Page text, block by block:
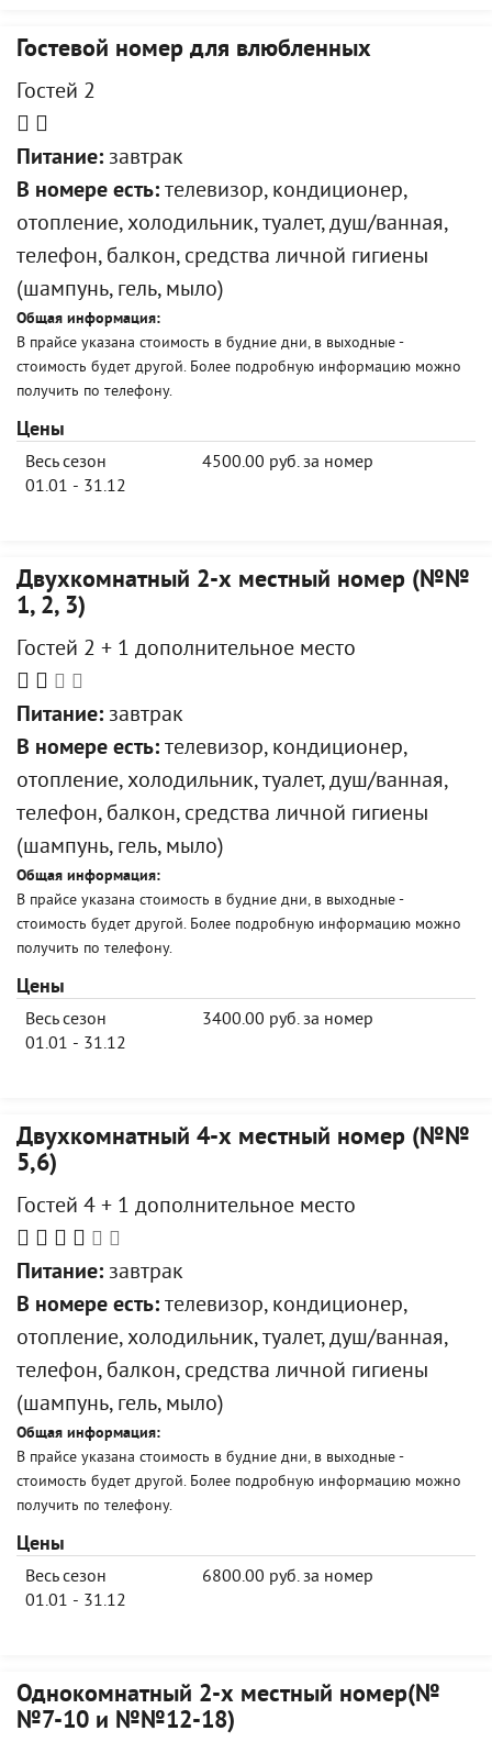
Гостевой номер для влюбленных
Гостей 2
Питание: завтрак
В номере есть: телевизор, кондиционер,
отопление, холодильник, туалет, душ/ванная,
телефон, балкон, средства личной гигиены
(шампунь, гель, мыло)
Общая информация:
В прайсе указана стоимость в будние дни, в выходные -
стоимость будет другой. Более подробную информацию можно
получить по телефону.
Цены
Весь сезон
01.01 - 31.12
4500.00 руб. за номер
Двухкомнатный 2-х местный номер (№№
1, 2, 3)
Гостей 2 + 1 дополнительное место
Питание: завтрак
В номере есть: телевизор, кондиционер,
отопление, холодильник, туалет, душ/ванная,
телефон, балкон, средства личной гигиены
(шампунь, гель, мыло)
Общая информация:
В прайсе указана стоимость в будние дни, в выходные -
стоимость будет другой. Более подробную информацию можно
получить по телефону.
Цены
Весь сезон
01.01 - 31.12
3400.00 руб. за номер
Двухкомнатный 4-х местный номер (№№
5,6)
Гостей 4 + 1 дополнительное место
Питание: завтрак
В номере есть: телевизор, кондиционер,
отопление, холодильник, туалет, душ/ванная,
телефон, балкон, средства личной гигиены
(шампунь, гель, мыло)
Общая информация:
В прайсе указана стоимость в будние дни, в выходные -
стоимость будет другой. Более подробную информацию можно
получить по телефону.
Цены
Весь сезон
01.01 - 31.12
6800.00 руб. за номер
Однокомнатный 2-х местный номер(№
№7-10 и №№12-18)